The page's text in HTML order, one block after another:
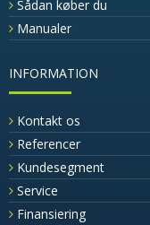
Sådan køber du
Manualer
INFORMATION
Kontakt os
Referencer
Kundesegment
Service
Finansiering